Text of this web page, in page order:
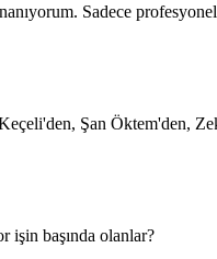
Sadece
Şan Öktem'den,
işin başında olanlar?